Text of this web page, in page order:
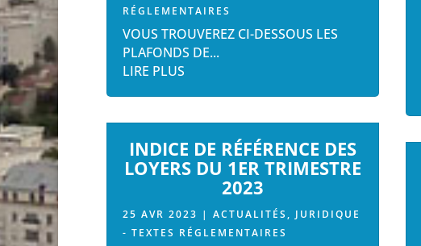
RÉGLEMENTAIRES
VOUS TROUVEREZ CI-DESSOUS LES
PLAFONDS DE...
LIRE PLUS
INDICE DE RÉFÉRENCE DES
LOYERS DU 1ER TRIMESTRE
2023
25 AVR 2023 | ACTUALITÉS , JURIDIQUE
- TEXTES RÉGLEMENTAIRES